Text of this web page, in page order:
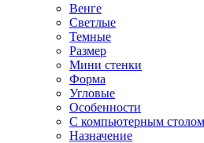
Венге
Светлые
Темные
Размер
Мини стенки
Форма
Угловые
Особенности
С компьютерным столом
Назначение